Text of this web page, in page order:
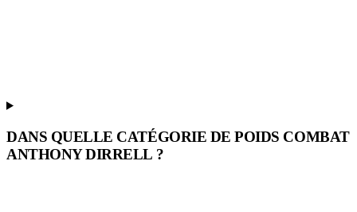
DANS QUELLE CATÉGORIE DE POIDS COMBAT
ANTHONY DIRRELL ?